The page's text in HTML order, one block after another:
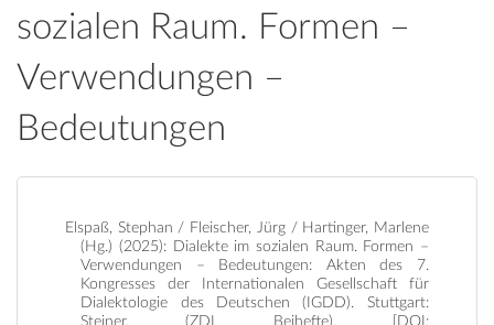
sozialen Raum. Formen –
Verwendungen –
Bedeutungen
Elspaß, Stephan / Fleischer, Jürg / Hartinger, Marlene
(Hg.) (2025): Dialekte im sozialen Raum. Formen –
Verwendungen – Bedeutungen: Akten des 7.
Kongresses der Internationalen Gesellschaft für
Dialektologie des Deutschen (IGDD). Stuttgart:
Steiner. (ZDL Beihefte). [DOI: